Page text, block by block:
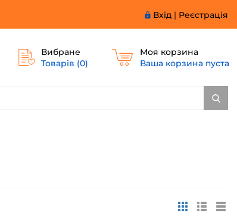
Вхід | Реєстрація
Вибране
Товарів (0)
Моя корзина
Ваша корзина пуста